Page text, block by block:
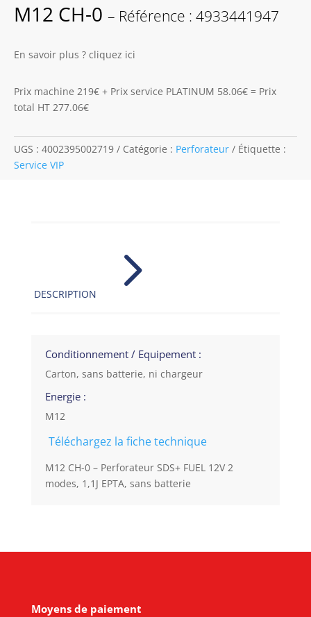
M12 CH-0 – Référence : 4933441947
En savoir plus ? cliquez ici
Prix machine 219€ + Prix service PLATINUM 58.06€ = Prix
total HT 277.06€
UGS : 4002395002719 Catégorie : Perforateur
Étiquette :
Service VIP
DESCRIPTION 5
Conditionnement / Equipement :
Carton, sans batterie, ni chargeur
Energie :
M12
Téléchargez la fiche technique
M12 CH-0 – Perforateur SDS+ FUEL 12V 2
modes, 1,1J EPTA, sans batterie
Moyens de paiement